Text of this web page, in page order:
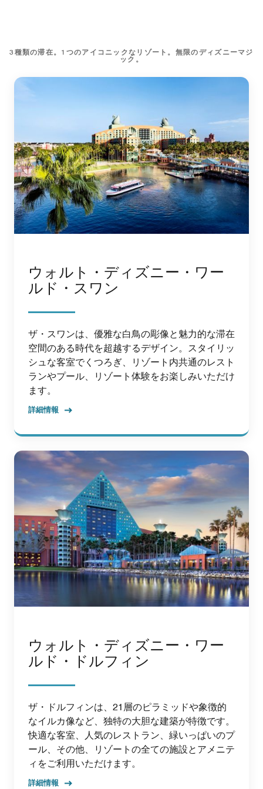
3種類の滞在。1つのアイコニックなリゾート。無限のディズニーマジ
ック。
ウォルト・ディズニー・ワー
ルド・スワン
ザ・スワンは、優雅な白鳥の彫像と魅力的な滞在
空間のある時代を超越するデザイン。スタイリッ
シュな客室でくつろぎ、リゾート内共通のレスト
ランやプール、リゾート体験をお楽しみいただけ
ます。
詳細情報
ウォルト・ディズニー・ワー
ルド・ドルフィン
ザ・ドルフィンは、21層のピラミッドや象徴的
なイルカ像など、独特の大胆な建築が特徴です。
快適な客室、人気のレストラン、緑いっぱいのプ
ール、その他、リゾートの全ての施設とアメニテ
ィをご利用いただけます。
詳細情報